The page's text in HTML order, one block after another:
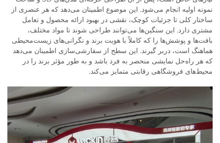
نمونه اولیه انجام می‌شود. این موضوع اطمینان می‌دهد که هر عنصری از
ساختار کلی تا جزئیات کوچک، نقشی در بهبود ارائه محصول و تعامل
مشتری دارد. این سنگین‌ها می‌توانند طراحی شوند تا مواد مختلف،
بافت‌ها و پوشش‌ها را که کاملاً با هویت برند و نگرانی‌های زیست‌محیطی
هماهنگ است، دربر گیرند. این سطح از سفارشی‌سازی اطمینان می‌دهد
که هر راه‌حل نمایشی منحصر به فرد باشد و به طور مؤثر برند را در
محیط‌های فروشگاهی رقابتی متمایز می‌کند.